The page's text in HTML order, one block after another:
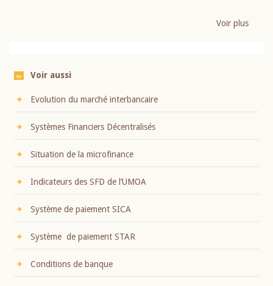
Voir plus
Voir aussi
Evolution du marché interbancaire
Systèmes Financiers Décentralisés
Situation de la microfinance
Indicateurs des SFD de l’UMOA
Système de paiement SICA
Système de paiement STAR
Conditions de banque